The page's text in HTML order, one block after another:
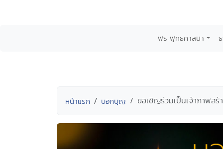
พระพุทธศาสนา
หน้าแรก บอกบุญ ขอเชิญร่วมเป็นเจ้าภาพส